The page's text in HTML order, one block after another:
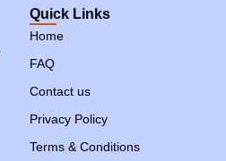
Quick Links
Home
FAQ
Contact us
Privacy Policy
Terms & Conditions